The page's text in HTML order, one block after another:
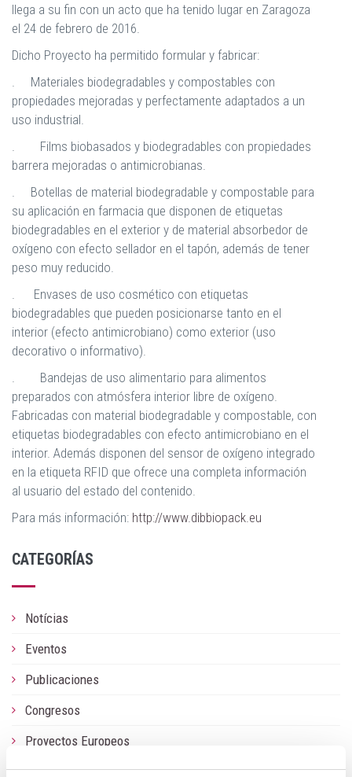
llega a su fin con un acto que ha tenido lugar en Zaragoza
el 24 de febrero de 2016.
Dicho Proyecto ha permitido formular y fabricar:
. Materiales biodegradables y compostables con
propiedades mejoradas y perfectamente adaptados a un
uso industrial.
. Films biobasados y biodegradables con propiedades
barrera mejoradas o antimicrobianas.
. Botellas de material biodegradable y compostable para
su aplicación en farmacia que disponen de etiquetas
biodegradables en el exterior y de material absorbedor de
oxígeno con efecto sellador en el tapón, además de tener
peso muy reducido.
. Envases de uso cosmético con etiquetas
biodegradables que pueden posicionarse tanto en el
interior (efecto antimicrobiano) como exterior (uso
decorativo o informativo).
. Bandejas de uso alimentario para alimentos
preparados con atmósfera interior libre de oxígeno.
Fabricadas con material biodegradable y compostable, con
etiquetas biodegradables con efecto antimicrobiano en el
interior. Además disponen del sensor de oxígeno integrado
en la etiqueta RFID que ofrece una completa información
al usuario del estado del contenido.
Para más información: http://www.dibbiopack.eu
CATEGORÍAS
Notícias
Eventos
Publicaciones
Congresos
Proyectos Europeos
Sobre nosotros